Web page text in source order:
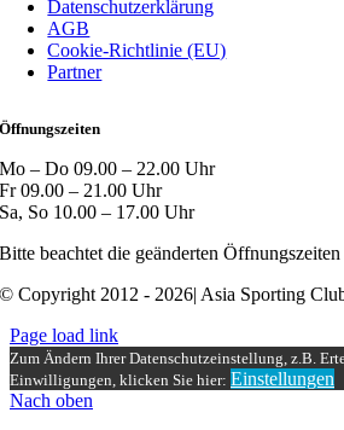
Datenschutzerklärung
AGB
Cookie-Richtlinie (EU)
Partner
Öffnungszeiten
Mo – Do 09.00 – 22.00 Uhr
Fr 09.00 – 21.00 Uhr
Sa, So 10.00 – 17.00 Uhr
Bitte beachtet die geänderten
© Copyright 2012 - 2026| Asia Sporting
Page load link
Zum Ändern Ihrer Datenschutzeinstellung, z.B.
Einwilligungen, klicken Sie hier: Einstellungen
Nach oben